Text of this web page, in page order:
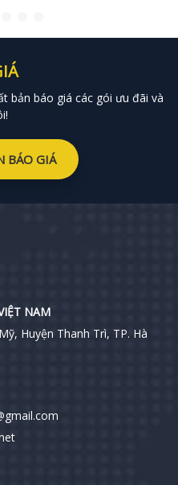
bản báo giá các gói ưu đãi và
BÁO GIÁ
NAM
Huyện Thanh Trì, TP. Hà